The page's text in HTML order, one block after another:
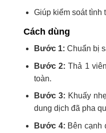
Giúp kiểm soát tình
Cách dùng
Bước 1: Chuẩn bị
Bước 2: Thả 1
toàn.
Bước 3: Khuấy
dung dịch đã pha
Bước 4: Bên cạnh